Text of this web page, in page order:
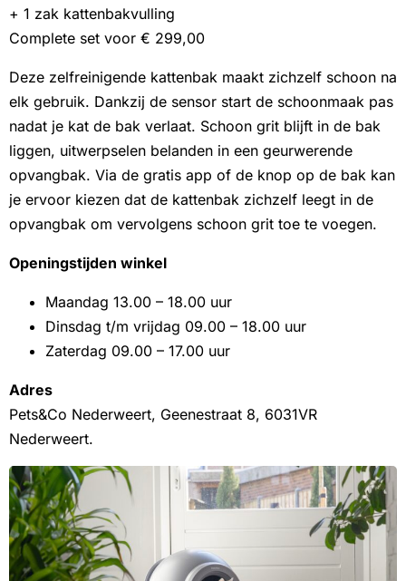
+ 1 zak kattenbakvulling
Complete set voor € 299,00
Deze zelfreinigende kattenbak maakt zichzelf schoon na
elk gebruik. Dankzij de sensor start de schoonmaak pas
nadat je kat de bak verlaat. Schoon grit blijft in de bak
liggen, uitwerpselen belanden in een geurwerende
opvangbak. Via de gratis app of de knop op de bak kan
je ervoor kiezen dat de kattenbak zichzelf leegt in de
opvangbak om vervolgens schoon grit toe te voegen.
Openingstijden winkel
Maandag 13.00 – 18.00 uur
Dinsdag t/m vrijdag 09.00 – 18.00 uur
Zaterdag 09.00 – 17.00 uur
Adres
Pets&Co Nederweert, Geenestraat 8, 6031VR
Nederweert.